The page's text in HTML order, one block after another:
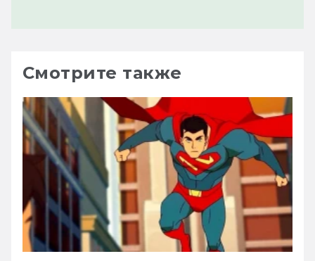
Смотрите также